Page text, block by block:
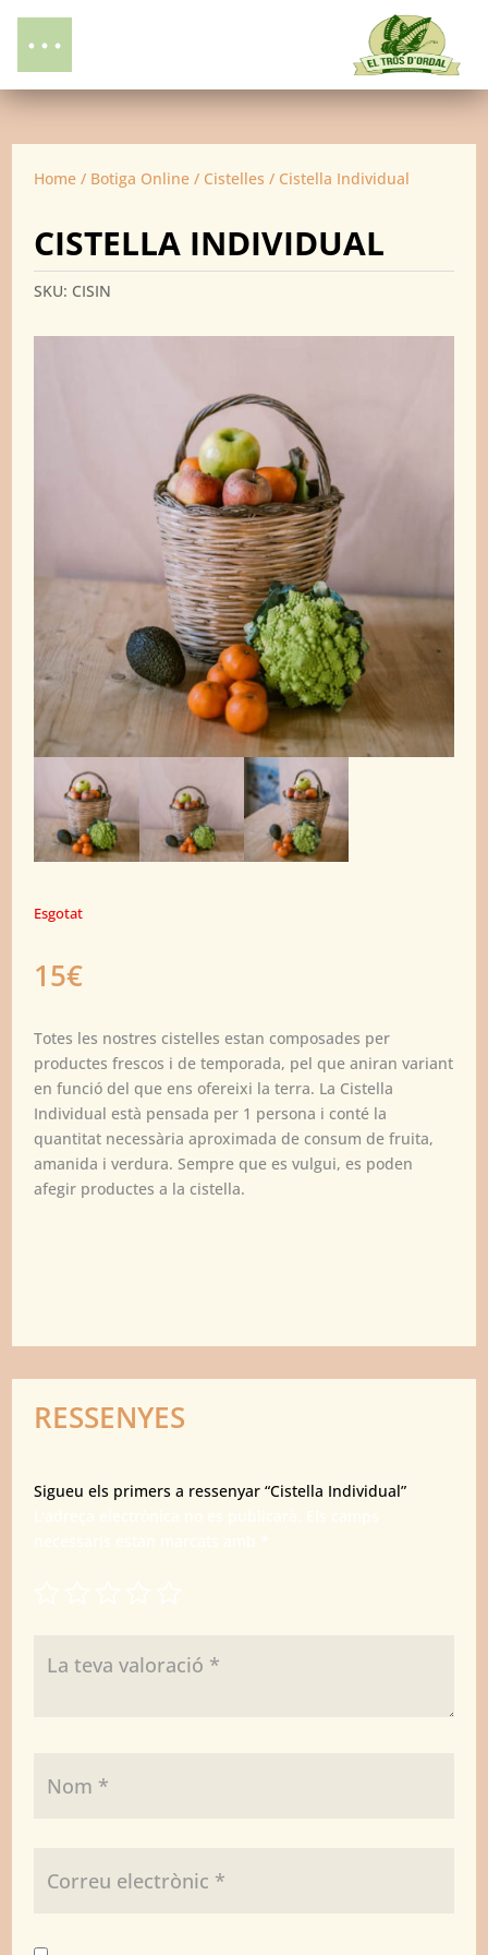
Home / Botiga Online / Cistelles / Cistella Individual
CISTELLA INDIVIDUAL
SKU: CISIN
Esgotat
15€
Totes les nostres cistelles estan composades per
productes frescos i de temporada, pel que aniran variant
en funció del que ens ofereixi la terra. La Cistella
Individual està pensada per 1 persona i conté la
quantitat necessària aproximada de consum de fruita,
amanida i verdura. Sempre que es vulgui, es poden
afegir productes a la cistella.
RESSENYES
Sigueu els primers a ressenyar “Cistella Individual”